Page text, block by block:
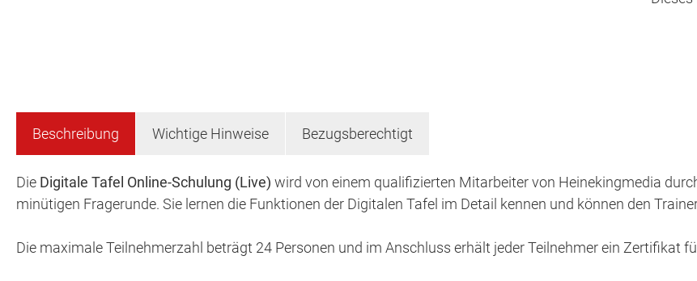
Beschreibung Wichtige Hinweise Bezugsberechtigt
Die Digitale Tafel Online-Schulung (Live) wird von einem qualifizierten Mitarbeiter von Heinekingmedia
minütigen Fragerunde. Sie lernen die Funktionen der Digitalen Tafel im Detail kennen und können den
Die maximale Teilnehmerzahl beträgt 24 Personen und im Anschluss erhält jeder Teilnehmer ein Zertifikat